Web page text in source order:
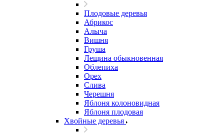
Плодовые деревья
Абрикос
Алыча
Вишня
Груша
Лещина обыкновенная
Облепиха
Орех
Слива
Черешня
Яблоня колоновидная
Яблоня плодовая
Хвойные деревья